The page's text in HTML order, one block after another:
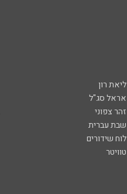
ליאת רון
אראל סג"ל
זהר צפוני
שבת עברית
לוח שידורים
טוויטר